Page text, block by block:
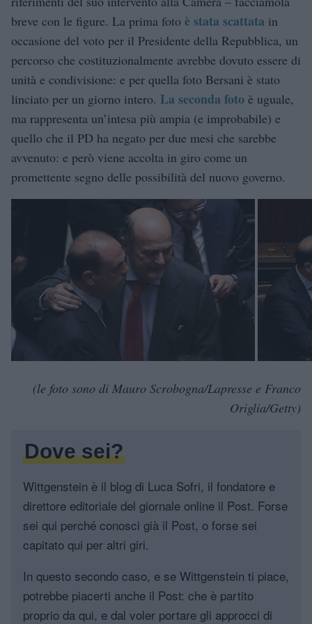
breve con le figure. La prima foto è stata scattata in
occasione del voto per il Presidente della Repubblica, un
percorso che costituzionalmente avrebbe dovuto essere di
unità e condivisione: e per quella foto Bersani è stato
linciato per un giorno intero. La seconda foto è uguale,
ma rappresenta un’intesa più ampia (e improbabile) e
quello che il PD ha negato per due mesi che sarebbe
avvenuto: e però viene accolta in giro come un
promettente segno delle possibilità del nuovo governo.
(le foto sono di Mauro Scrobogna/Lapresse e Franco
Origlia/Getty)
Dove sei?
Wittgenstein è il blog di Luca Sofri, il fondatore e
direttore editoriale del giornale online il Post. Forse
sei qui perché conosci già il Post, o forse sei
capitato qui per altri giri.
In questo secondo caso, e se Wittgenstein ti piace,
potrebbe piacerti anche il Post: che è partito
proprio da qui, e dal voler portare gli approcci di